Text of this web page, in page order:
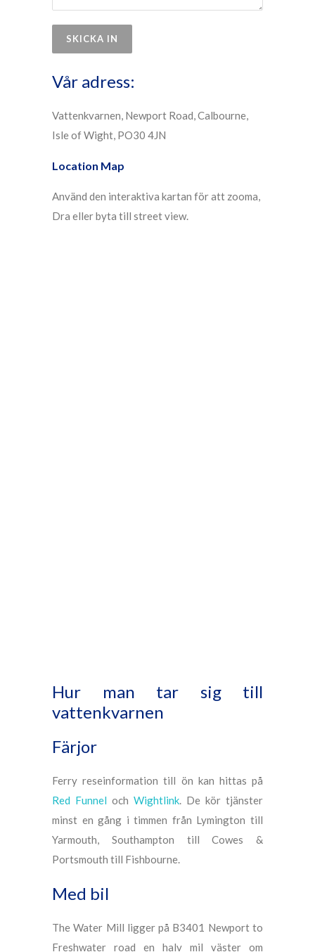
Vår adress:
Vattenkvarnen, Newport Road, Calbourne,
Isle of Wight, PO30 4JN
Location Map
Använd den interaktiva kartan för att zooma,
Dra eller byta till street view.
Hur man tar sig till
vattenkvarnen
Färjor
Ferry reseinformation till ön kan hittas på
Red Funnel och Wightlink. De kör tjänster
minst en gång i timmen från Lymington till
Yarmouth, Southampton till Cowes &
Portsmouth till Fishbourne.
Med bil
The Water Mill ligger på B3401 Newport to
Freshwater road en halv mil väster om